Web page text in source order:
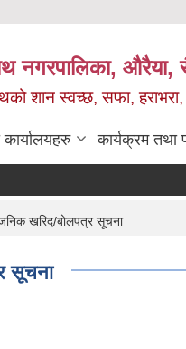
नगरपालिका, औरैया,
शान स्वच्छ, सफा,
कार्यालयहरु कार्यक्रम तथा
खरिद/बोलपत्र सूचना
सूचना